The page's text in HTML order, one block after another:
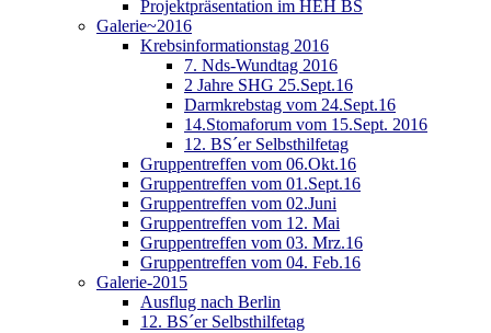
Projektpräsentation im HEH BS
Galerie~2016
Krebsinformationstag 2016
7. Nds-Wundtag 2016
2 Jahre SHG 25.Sept.16
Darmkrebstag vom 24.Sept.16
14.Stomaforum vom 15.Sept. 2016
12. BS´er Selbsthilfetag
Gruppentreffen vom 06.Okt.16
Gruppentreffen vom 01.Sept.16
Gruppentreffen vom 02.Juni
Gruppentreffen vom 12. Mai
Gruppentreffen vom 03. Mrz.16
Gruppentreffen vom 04. Feb.16
Galerie-2015
Ausflug nach Berlin
12. BS´er Selbsthilfetag